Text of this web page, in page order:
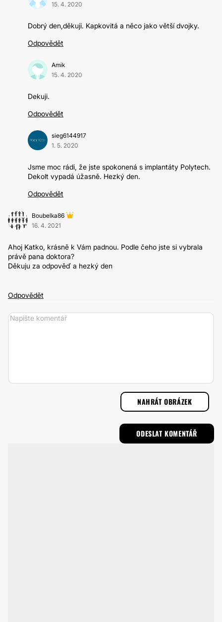
15. 4. 2020
Dobrý den,děkuji. Kapkovitá a něco jako větší dvojky.
Odpovědět
Amik
15. 4. 2020
Dekuji.
Odpovědět
sieg6144917
1. 5. 2020
Jsme moc rádi, že jste spokonená s implantáty Polytech.
Dekolt vypadá úžasně. Hezký den.
Odpovědět
Boubelka86
16. 4. 2021
Ahoj Katko, krásně k Vám padnou. Podle čeho jste si vybrala
právě pana doktora?
Děkuju za odpověď a hezký den
Odpovědět
NAHRÁT OBRÁZEK